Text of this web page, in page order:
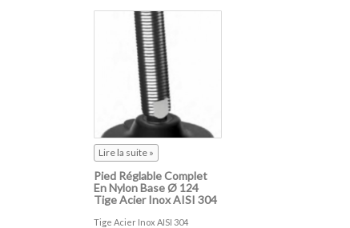
Lire la suite »
Pied Réglable Complet
En Nylon Base Ø 124
Tige Acier Inox AISI 304
Tige Acier Inox AISI 304